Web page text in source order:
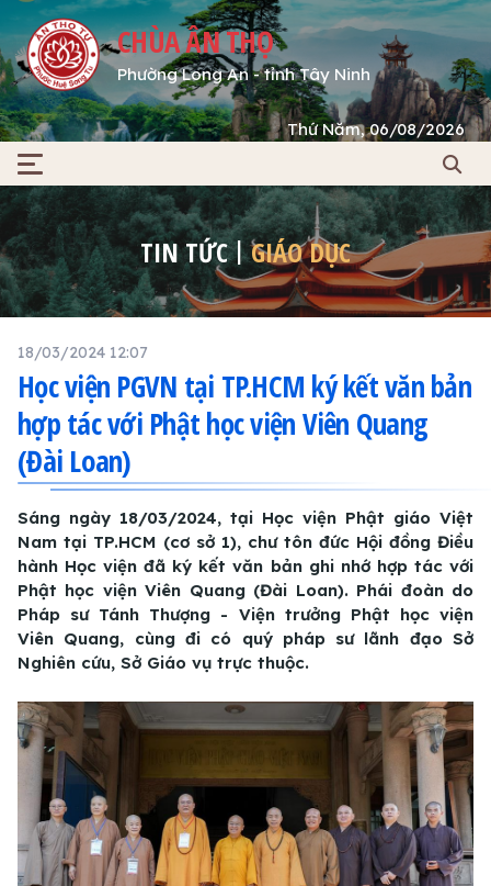
CHÙA ÂN THỌ
Phường Long An - tỉnh Tây Ninh
Thứ Năm, 06/08/2026
TIN TỨC GIÁO DỤC
18/03/2024 12:07
Học viện PGVN tại TP.HCM ký kết văn bản
hợp tác với Phật học viện Viên Quang
(Đài Loan)
Sáng ngày 18/03/2024, tại Học viện Phật giáo Việt
Nam tại TP.HCM (cơ sở 1), chư tôn đức Hội đồng Điều
hành Học viện đã ký kết văn bản ghi nhớ hợp tác với
Phật học viện Viên Quang (Đài Loan). Phái đoàn do
Pháp sư Tánh Thượng - Viện trưởng Phật học viện
Viên Quang, cùng đi có quý pháp sư lãnh đạo Sở
Nghiên cứu, Sở Giáo vụ trực thuộc.